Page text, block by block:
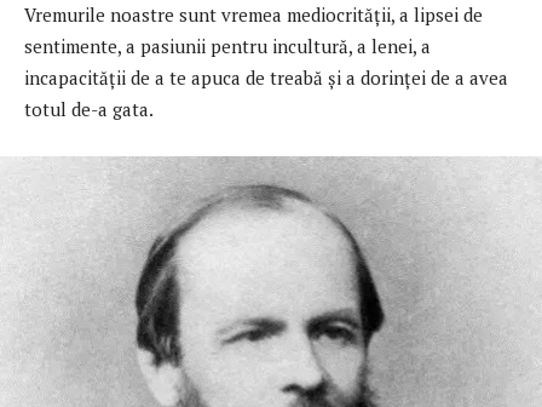
Vremurile noastre sunt vremea mediocrității, a lipsei de
sentimente, a pasiunii pentru incultură, a lenei, a
incapacității de a te apuca de treabă și a dorinței de a avea
totul de-a gata.